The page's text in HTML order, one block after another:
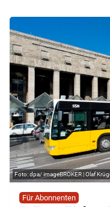
dpa/ imageBROKER | Olaf
Für Abonnenten